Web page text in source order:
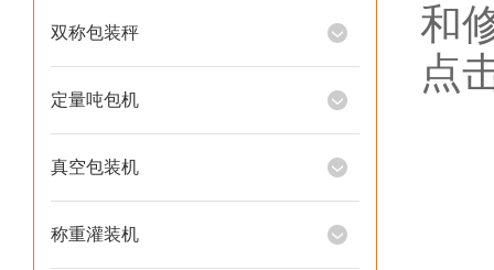
双称包装秤
定量吨包机
真空包装机
称重灌装机
和
点